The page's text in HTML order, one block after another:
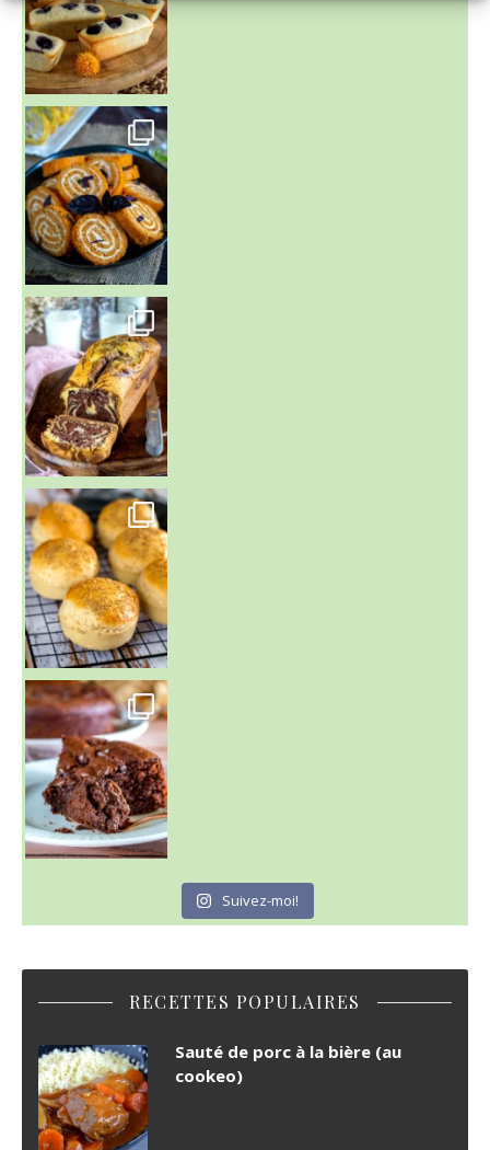
~ BUNS MAISON ~
Un peu de boulange par ici au
~ GÂTEAU FONDANT CHOCO NOISETTE ~
C'est lundi
Suivez-moi!
RECETTES POPULAIRES
Sauté de porc à la bière (au
cookeo)